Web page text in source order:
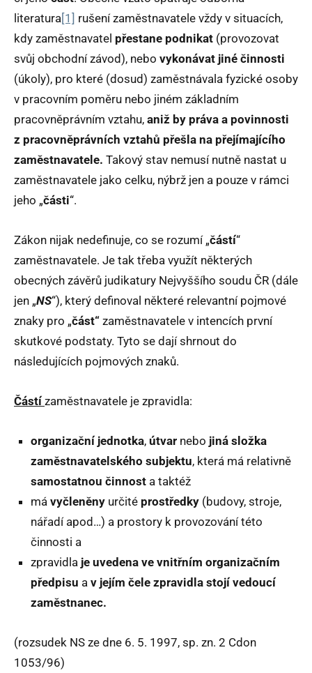
literatura[1] rušení zaměstnavatele vždy v situacích,
kdy zaměstnavatel přestane podnikat (provozovat
svůj obchodní závod), nebo vykonávat jiné činnosti
(úkoly), pro které (dosud) zaměstnávala fyzické osoby
v pracovním poměru nebo jiném základním
pracovněprávním vztahu, aniž by práva a povinnosti
z pracovněprávních vztahů přešla na přejímajícího
zaměstnavatele. Takový stav nemusí nutně nastat u
zaměstnavatele jako celku, nýbrž jen a pouze v rámci
jeho „části“.
Zákon nijak nedefinuje, co se rozumí „částí“
zaměstnavatele. Je tak třeba využít některých
obecných závěrů judikatury Nejvyššího soudu ČR (dále
jen „NS“), který definoval některé relevantní pojmové
znaky pro „část“ zaměstnavatele v intencích první
skutkové podstaty. Tyto se dají shrnout do
následujících pojmových znaků.
Částí zaměstnavatele je zpravidla:
organizační jednotka, útvar nebo jiná složka
zaměstnavatelského subjektu, která má relativně
samostatnou činnost a taktéž
má vyčleněny určité prostředky (budovy, stroje,
nářadí apod…) a prostory k provozování této
činnosti a
zpravidla je uvedena ve vnitřním organizačním
předpisu a v jejím čele zpravidla stojí vedoucí
zaměstnanec.
(rozsudek NS ze dne 6. 5. 1997, sp. zn. 2 Cdon
1053/96)